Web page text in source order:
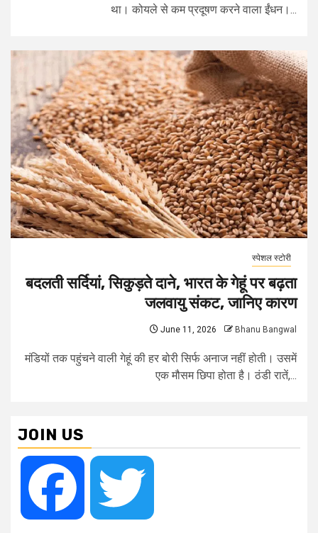
था। कोयले से कम प्रदूषण करने वाला ईंधन।...
स्पेशल स्टोरी
बदलती सर्दियां, सिकुड़ते दाने, भारत के गेहूं पर बढ़ता
जलवायु संकट, जानिए कारण
June 11, 2026 Bhanu Bangwal
मंडियों तक पहुंचने वाली गेहूं की हर बोरी सिर्फ अनाज नहीं होती। उसमें
एक मौसम छिपा होता है। ठंडी रातें,...
JOIN US
Facebook